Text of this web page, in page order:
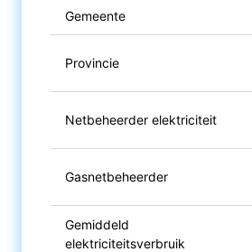
Gemeente
Provincie
Netbeheerder elektriciteit
Gasnetbeheerder
Gemiddeld
elektriciteitsverbruik